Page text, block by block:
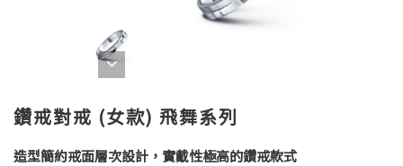
鑽戒對戒 (女款) 飛舞系列
造型簡約戒面層次設計，實戴性極高的鑽戒款式